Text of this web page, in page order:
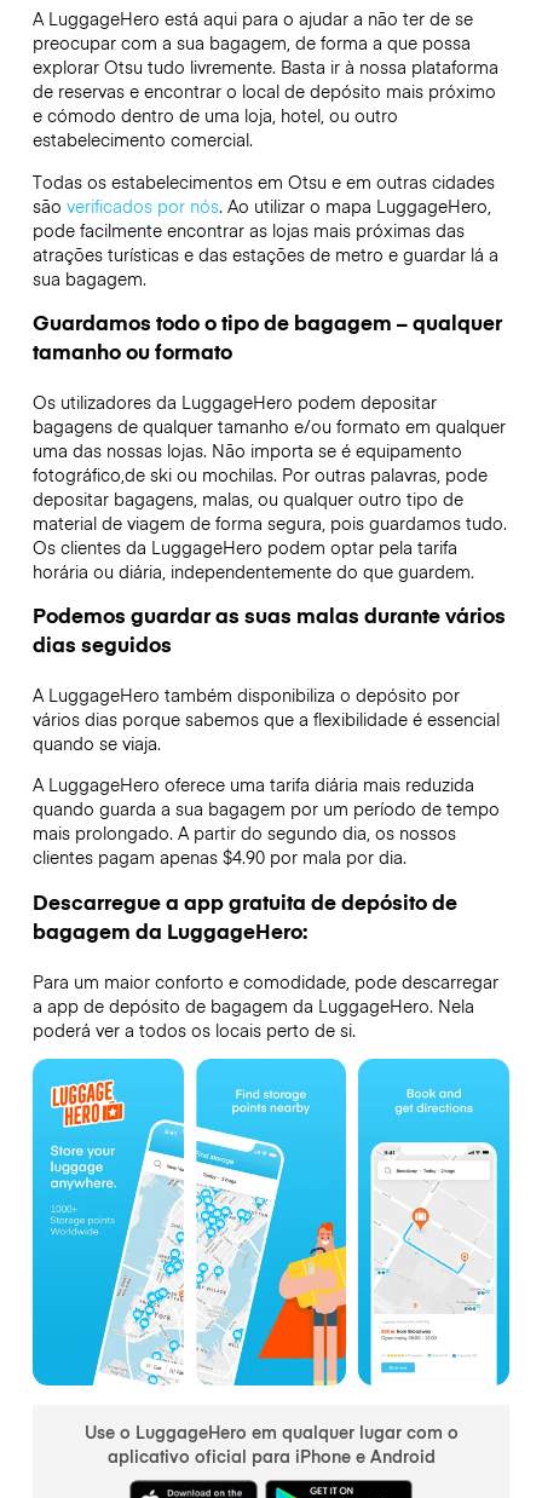
A LuggageHero está aqui para o ajudar a não ter de se
preocupar com a sua bagagem, de forma a que possa
explorar Otsu tudo livremente. Basta ir à nossa plataforma
de reservas e encontrar o local de depósito mais próximo
e cómodo dentro de uma loja, hotel, ou outro
estabelecimento comercial.
Todas os estabelecimentos em Otsu e em outras cidades
são verificados por nós. Ao utilizar o mapa LuggageHero,
pode facilmente encontrar as lojas mais próximas das
atrações turísticas e das estações de metro e guardar lá a
sua bagagem.
Guardamos todo o tipo de bagagem – qualquer
tamanho ou formato
Os utilizadores da LuggageHero podem depositar
bagagens de qualquer tamanho e/ou formato em qualquer
uma das nossas lojas. Não importa se é equipamento
fotográfico,de ski ou mochilas. Por outras palavras, pode
depositar bagagens, malas, ou qualquer outro tipo de
material de viagem de forma segura, pois guardamos tudo.
Os clientes da LuggageHero podem optar pela tarifa
horária ou diária, independentemente do que guardem.
Podemos guardar as suas malas durante vários
dias seguidos
A LuggageHero também disponibiliza o depósito por
vários dias porque sabemos que a flexibilidade é essencial
quando se viaja.
A LuggageHero oferece uma tarifa diária mais reduzida
quando guarda a sua bagagem por um período de tempo
mais prolongado. A partir do segundo dia, os nossos
clientes pagam apenas $4.90 por mala por dia.
Descarregue a app gratuita de depósito de
bagagem da LuggageHero:
Para um maior conforto e comodidade, pode descarregar
a app de depósito de bagagem da LuggageHero. Nela
poderá ver a todos os locais perto de si.
Use o LuggageHero em qualquer lugar com o
aplicativo oficial para iPhone e Android